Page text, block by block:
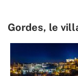
Gordes, le